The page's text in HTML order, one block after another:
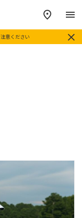
意ください
メ